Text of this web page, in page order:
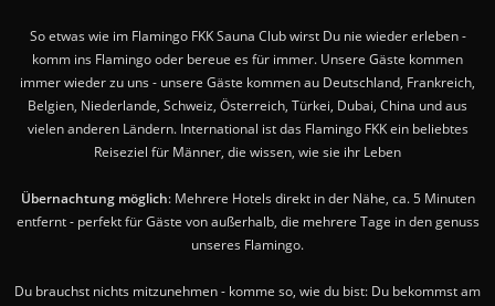
So etwas wie im Flamingo FKK Sauna Club wirst Du nie wieder erleben -
komm ins Flamingo oder bereue es für immer. Unsere Gäste kommen
immer wieder zu uns - unsere Gäste kommen au Deutschland, Frankreich,
Belgien, Niederlande, Schweiz, Österreich, Türkei, Dubai, China und aus
vielen anderen Ländern. International ist das Flamingo FKK ein beliebtes
Reiseziel für Männer, die wissen, wie sie ihr Leben
Übernachtung möglich: Mehrere Hotels direkt in der Nähe, ca. 5 Minuten
entfernt - perfekt für Gäste von außerhalb, die mehrere Tage in den genuss
unseres Flamingo.
Du brauchst nichts mitzunehmen - komme so, wie du bist: Du bekommst am